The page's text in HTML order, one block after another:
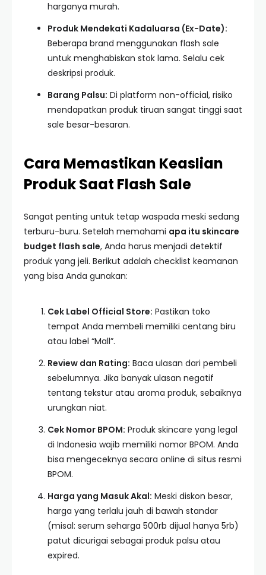
harganya murah.
Produk Mendekati Kadaluarsa (Ex-Date):
Beberapa brand menggunakan flash sale
untuk menghabiskan stok lama. Selalu cek
deskripsi produk.
Barang Palsu: Di platform non-official, risiko
mendapatkan produk tiruan sangat tinggi saat
sale besar-besaran.
Cara Memastikan Keaslian
Produk Saat Flash Sale
Sangat penting untuk tetap waspada meski sedang
terburu-buru. Setelah memahami apa itu skincare
budget flash sale, Anda harus menjadi detektif
produk yang jeli. Berikut adalah checklist keamanan
yang bisa Anda gunakan:
Cek Label Official Store: Pastikan toko
tempat Anda membeli memiliki centang biru
atau label “Mall”.
Review dan Rating: Baca ulasan dari pembeli
sebelumnya. Jika banyak ulasan negatif
tentang tekstur atau aroma produk, sebaiknya
urungkan niat.
Cek Nomor BPOM: Produk skincare yang legal
di Indonesia wajib memiliki nomor BPOM. Anda
bisa mengeceknya secara online di situs resmi
BPOM.
Harga yang Masuk Akal: Meski diskon besar,
harga yang terlalu jauh di bawah standar
(misal: serum seharga 500rb dijual hanya 5rb)
patut dicurigai sebagai produk palsu atau
expired.